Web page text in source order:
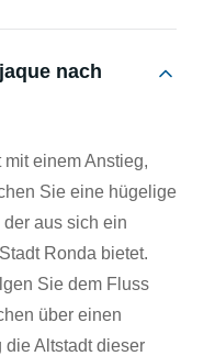
nach
einem Anstieg,
Sie eine hügelige
aus sich ein
Ronda bietet.
Sie dem Fluss
über einen
die Altstadt dieser